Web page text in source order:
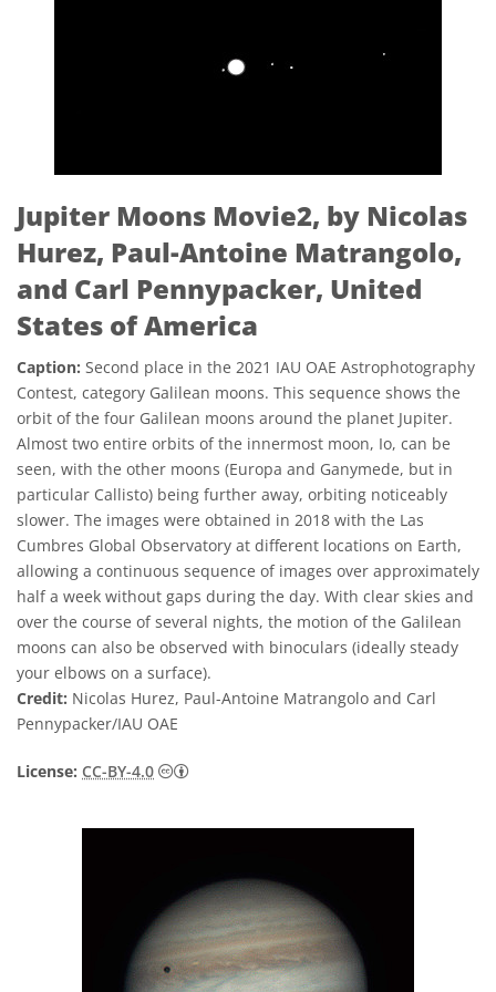
Jupiter Moons Movie2, by Nicolas
Hurez, Paul-Antoine Matrangolo,
and Carl Pennypacker, United
States of America
Caption: Second place in the 2021 IAU OAE Astrophotography
Contest, category Galilean moons. This sequence shows the
orbit of the four Galilean moons around the planet Jupiter.
Almost two entire orbits of the innermost moon, Io, can be
seen, with the other moons (Europa and Ganymede, but in
particular Callisto) being further away, orbiting noticeably
slower. The images were obtained in 2018 with the Las
Cumbres Global Observatory at different locations on Earth,
allowing a continuous sequence of images over approximately
half a week without gaps during the day. With clear skies and
over the course of several nights, the motion of the Galilean
moons can also be observed with binoculars (ideally steady
your elbows on a surface).
Credit: Nicolas Hurez, Paul-Antoine Matrangolo and Carl
Pennypacker/IAU OAE
License: CC-BY-4.0 Creative Commons Attribution 4.0